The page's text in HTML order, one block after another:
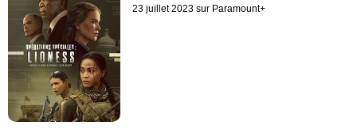
23 juillet 2023 sur Paramount+